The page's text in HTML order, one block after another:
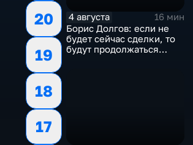
20
19
18
17
4 августа
16 мин
Борис Долгов: если не
будет сейчас сделки, то
будут продолжаться